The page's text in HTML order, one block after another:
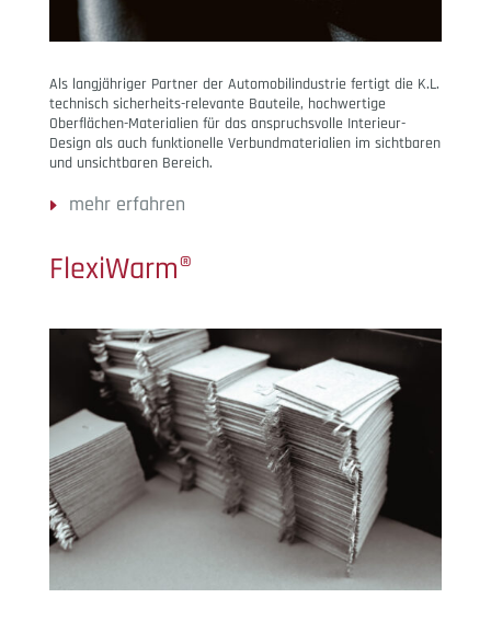
Als langjähriger Partner der Automobilindustrie fertigt die K.L.
technisch sicherheits-relevante Bauteile, hochwertige
Oberflächen-Materialien für das anspruchsvolle Interieur-
Design als auch funktionelle Verbundmaterialien im sichtbaren
und unsichtbaren Bereich.
mehr erfahren
FlexiWarm®